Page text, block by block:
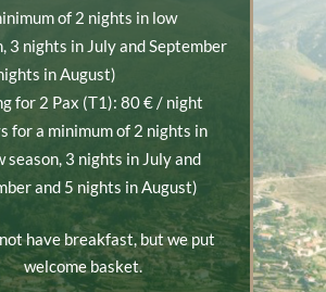
of 2 nights in low
3 nights in July and September
in August)
for 2 Pax (T1): 80 € / night
for a minimum of 2 nights in
season, 3 nights in July and
and 5 nights in August)
have breakfast, but we put
welcome basket.